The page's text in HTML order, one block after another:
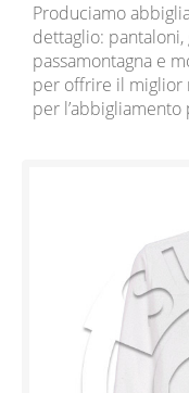
Produciamo
dettaglio:
passamontagna e
per offrire il miglior
per l’abbigliamento